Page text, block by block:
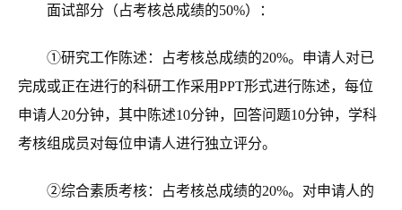
面试部分（占考核总成绩的50%）：
①研究工作陈述：占考核总成绩的20%。申请人对已
完成或正在进行的科研工作采用PPT形式进行陈述，每位
申请人20分钟，其中陈述10分钟，回答问题10分钟，学科
考核组成员对每位申请人进行独立评分。
②综合素质考核：占考核总成绩的20%。对申请人的